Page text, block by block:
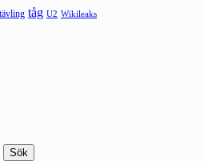
tävling tåg U2 Wikileaks